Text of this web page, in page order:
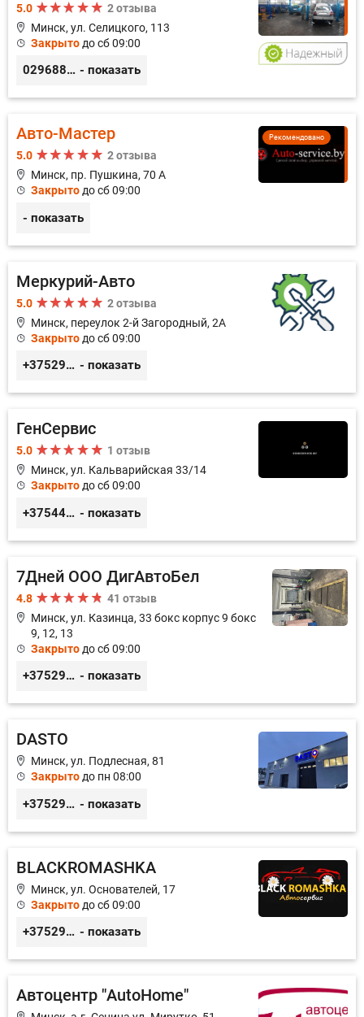
5.0
2 отзыва
Минск, ул. Селицкого, 113
Закрыто до сб 09:00
0296889898 - показать
Рекомендовано
Авто-Мастер
5.0
2 отзыва
Минск, пр. Пушкина, 70 А
Закрыто до сб 09:00
- показать
Меркурий-Авто
5.0
2 отзыва
Минск, переулок 2-й Загородный, 2А
Закрыто до сб 09:00
+375291151118 - показать
ГенСервис
5.0
1 отзыв
Минск, ул. Кальварийская 33/14
Закрыто до сб 09:00
+375444649592 - показать
7Дней ООО ДигАвтоБел
4.8
41 отзыв
Минск, ул. Казинца, 33 бокс корпус 9 бокс
9, 12, 13
Закрыто до сб 09:00
+375296518100 - показать
DASTO
Минск, ул. Подлесная, 81
Закрытодо пн 08:00
+375296606560 - показать
BLACKROMASHKA
Минск, ул. Основателей, 17
Закрыто до сб 09:00
+375296651188 - показать
Автоцентр "AutoHome"